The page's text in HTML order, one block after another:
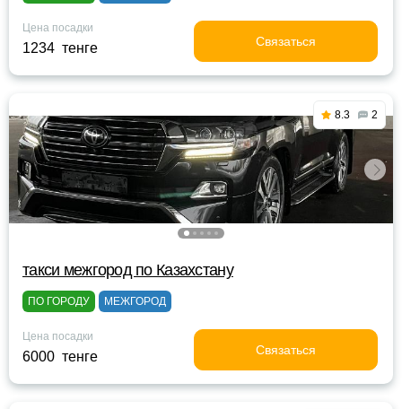
Цена посадки
1234 тенге Связаться
8.3 2
такси межгород по Казахстану
ПО ГОРОДУ МЕЖГОРОД
Цена посадки
6000 тенге Связаться